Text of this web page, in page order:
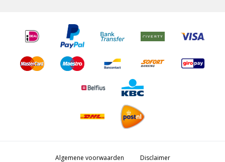
Algemene voorwaarden Disclaimer